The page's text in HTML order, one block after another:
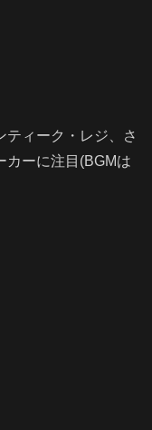
ティーク・レジ、さ
カーに注目(BGMは